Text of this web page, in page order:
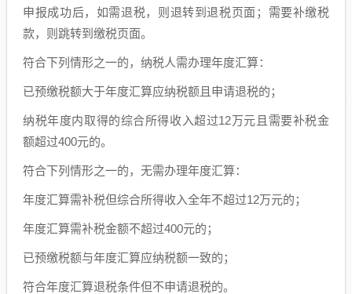
申报成功后，如需退税，则退转到退税页面；需要补缴税
款，则跳转到缴税页面。
符合下列情形之一的，纳税人需办理年度汇算：
已预缴税额大于年度汇算应纳税额且申请退税的；
纳税年度内取得的综合所得收入超过12万元且需要补税金
额超过400元的。
符合下列情形之一的，无需办理年度汇算：
年度汇算需补税但综合所得收入全年不超过12万元的；
年度汇算需补税金额不超过400元的；
已预缴税额与年度汇算应纳税额一致的；
符合年度汇算退税条件但不申请退税的。